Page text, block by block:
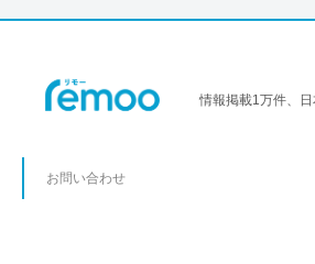
情報掲載1万件、
お問い合わせ